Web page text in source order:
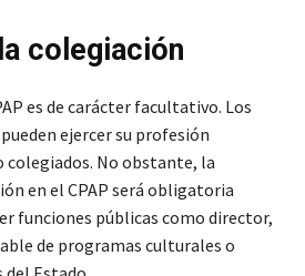
colegiación
es de carácter facultativo. Los
ejercer su profesión
No obstante, la
en el CPAP será obligatoria
funciones públicas como director,
de programas culturales o